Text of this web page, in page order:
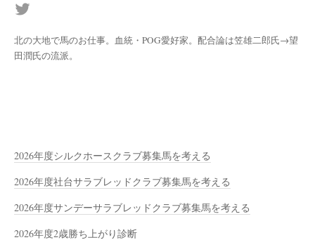
北の大地で馬のお仕事。血統・POG愛好家。配合論は笠雄二郎氏→望
田潤氏の流派。
2026年度シルクホースクラブ募集馬を考える
2026年度社台サラブレッドクラブ募集馬を考える
2026年度サンデーサラブレッドクラブ募集馬を考える
2026年度2歳勝ち上がり診断